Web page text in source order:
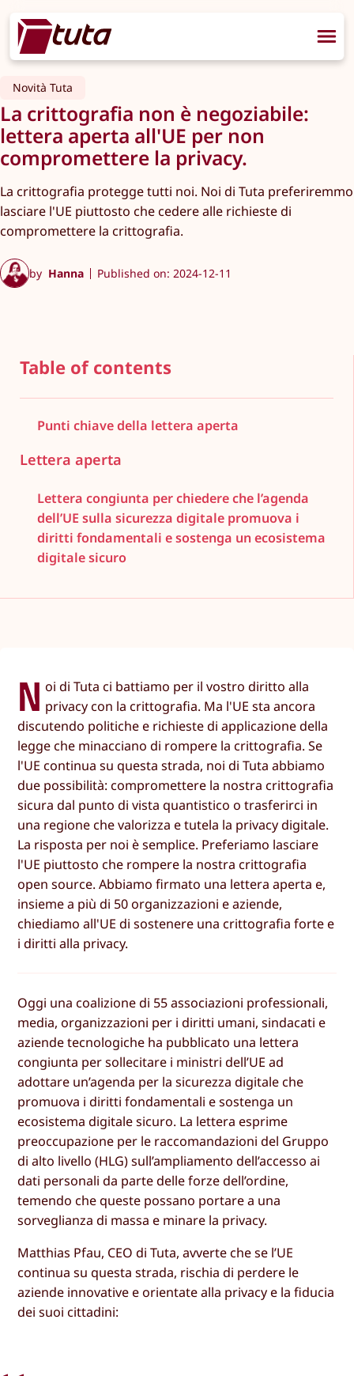
Novità Tuta
La crittografia non è negoziabile:
lettera aperta all'UE per non
compromettere la privacy.
La crittografia protegge tutti noi. Noi di Tuta preferiremmo
lasciare l'UE piuttosto che cedere alle richieste di
compromettere la crittografia.
by Hanna Published on: 2024-12-11
Table of contents
Punti chiave della lettera aperta
Lettera aperta
Lettera congiunta per chiedere che l’agenda
dell’UE sulla sicurezza digitale promuova i
diritti fondamentali e sostenga un ecosistema
digitale sicuro
N oi di Tuta ci battiamo per il vostro diritto alla
privacy con la crittografia. Ma l'UE sta ancora
discutendo politiche e richieste di applicazione della
legge che minacciano di rompere la crittografia. Se
l'UE continua su questa strada, noi di Tuta abbiamo
due possibilità: compromettere la nostra crittografia
sicura dal punto di vista quantistico o trasferirci in
una regione che valorizza e tutela la privacy digitale.
La risposta per noi è semplice. Preferiamo lasciare
l'UE piuttosto che rompere la nostra crittografia
open source. Abbiamo firmato una lettera aperta e,
insieme a più di 50 organizzazioni e aziende,
chiediamo all'UE di sostenere una crittografia forte e
i diritti alla privacy.
Oggi una coalizione di 55 associazioni professionali,
media, organizzazioni per i diritti umani, sindacati e
aziende tecnologiche ha pubblicato una lettera
congiunta per sollecitare i ministri dell’UE ad
adottare un’agenda per la sicurezza digitale che
promuova i diritti fondamentali e sostenga un
ecosistema digitale sicuro. La lettera esprime
preoccupazione per le raccomandazioni del Gruppo
di alto livello (HLG) sull’ampliamento dell’accesso ai
dati personali da parte delle forze dell’ordine,
temendo che queste possano portare a una
sorveglianza di massa e minare la privacy.
Matthias Pfau, CEO di Tuta, avverte che se l’UE
continua su questa strada, rischia di perdere le
aziende innovative e orientate alla privacy e la fiducia
dei suoi cittadini: